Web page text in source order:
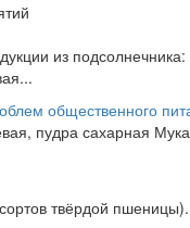
из
общественного
пудра сахарная
твёрдой пшеницы).